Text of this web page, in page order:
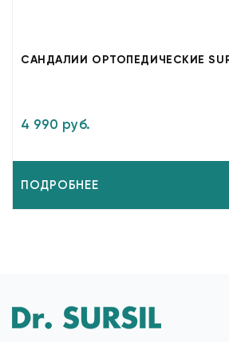
САНДАЛИИ ОРТОПЕДИЧЕСКИЕ
4 990 руб.
ПОДРОБНЕЕ